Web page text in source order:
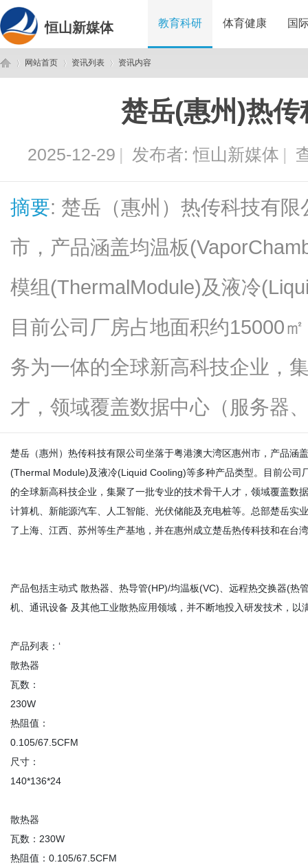
恒山新媒体 教育科研 体育健康 国
网站首页 资讯列表 资讯内容
楚岳(惠州)热
2025-12-29 | 发布者:恒山新媒体 |
摘要: 楚岳（惠州）热传科技有
市，产品涵盖均温板
模组(ThermalModule)及液冷
目前公司厂房占地面积约15000
务为一体的全球新高科技企业，
才，领域覆盖数据中心（服务器
楚岳（惠州）热传科技有限公司坐落于粤港澳大湾区惠州市，产品涵
(Thermal Module)及液冷(Liquid Cooling)等多种产品类型。目前公
的全球新高科技企业，集聚了一批专业的技术骨干人才，领域覆盖数
计算机、新能源汽车、人工智能、光伏储能及充电桩等。总部楚岳实
了上海、江西、苏州等生产基地，并在惠州成立楚岳热传科技和在台
产品包括主动式 散热器、热导管(HP)/均温板(VC)、远程热交换器(热
机、通讯设备 及其他工业散热应用领域，并不断地投入研发技术，以
产品列表：‘
散热器
瓦数：
230W
热阻值：
0.105/67.5CFM
尺寸：
140*136*24
散热器
瓦数：230W
热阻值：0.105/67.5CFM